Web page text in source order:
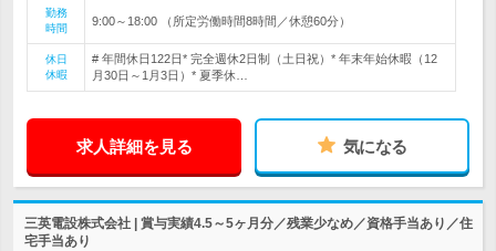
勤務
時間
9:00～18:00 （所定労働時間8時間／休憩60分）
休日
休暇
# 年間休日122日* 完全週休2日制（土日祝）* 年末年始休暇（12
月30日～1月3日）* 夏季休…
求人詳細を見る 気になる
三英電設株式会社 | 賞与実績4.5～5ヶ月分／残業少なめ／資格手当あり／住
宅手当あり